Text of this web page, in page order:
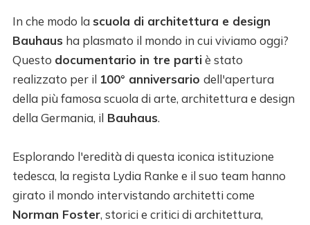
In che modo la scuola di architettura e design
Bauhaus ha plasmato il mondo in cui viviamo oggi?
Questo documentario in tre partiè stato
realizzato per il 100° anniversario dell'apertura
della più famosa scuola di arte, architettura e design
della Germania, il Bauhaus.
Esplorando l'eredità di questa iconica istituzione
tedesca, la regista Lydia Ranke e il suo team hanno
girato il mondo intervistando architetti come
Norman Foster, storici e critici di architettura,